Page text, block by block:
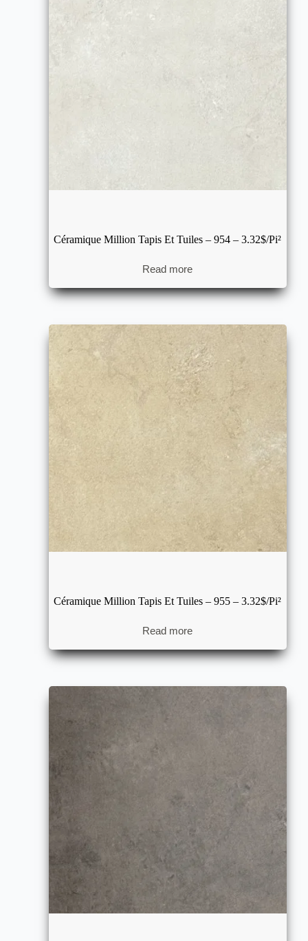
Céramique Million Tapis Et Tuiles – 954 – 3.32$/pi²
Read more
Céramique Million Tapis Et Tuiles – 955 – 3.32$/pi²
Read more